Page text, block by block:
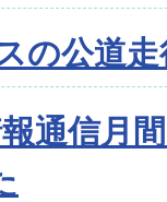
の公道
通信月